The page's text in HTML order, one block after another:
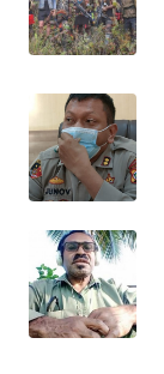
WN
WN
KALSEL
WN
KALTIM
WN